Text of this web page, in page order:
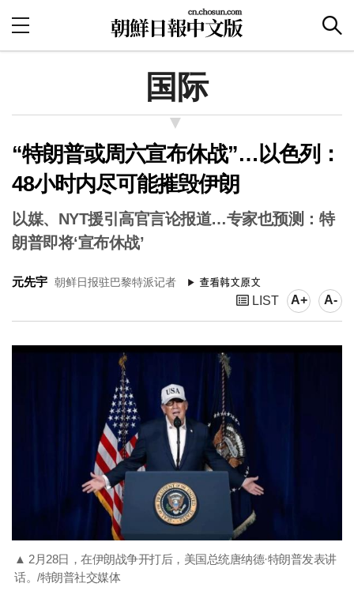
国际
“特朗普或周六宣布休战”…以色列：
48小时内尽可能摧毁伊朗
以媒、NYT援引高官言论报道…专家也预测：特
朗普即将‘宣布休战’
元先宇 朝鲜日报驻巴黎特派记者
LIST A+ A-
▲ 2月28日，在伊朗战争开打后，美国总统唐纳德·特朗普发表讲
话。/特朗普社交媒体